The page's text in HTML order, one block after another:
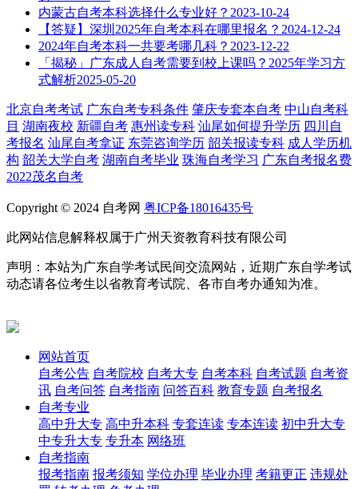
内蒙古自考本科选择什么专业好？ 2023-10-24
【答疑】深圳2025年自考本科在哪里报名？ 2024-12-24
2024年自考本科一共要考哪几科？ 2023-12-22
「揭秘」广东成人自考需要到校上课吗？2025年学习方
式解析2025-05-20
北京自考考试 广东自考专科条件 肇庆专套本自考 中山自考科
目 湖南夜校 新疆自考 惠州读专科 汕尾如何提升学历 四川自
考报名 汕尾自考拿证 东莞咨询学历 韶关报读专科 成人学历机
构 韶关大学自考 湖南自考毕业 珠海自考学习 广东自考报名费
2022茂名自考
Copyright © 2024 自考网 粤ICP备18016435号
此网站信息解释权属于广州天资教育科技有限公司
声明：本站为广东自学考试民间交流网站，近期广东自学考试
动态请各位考生以省教育考试院、各市自考办通知为准。
网站首页
自考公告 自考院校 自考大专 自考本科 自考试题 自考资
讯 自考问答 自考指南 问答百科 教育专题 自考报名
自考专业
高中升大专 高中升本科 专套连读 专本连读 初中升大专
中专升大专 专升本 网络班
自考指南
报考指南 报考须知 学位办理 毕业办理 考籍更正 违规处